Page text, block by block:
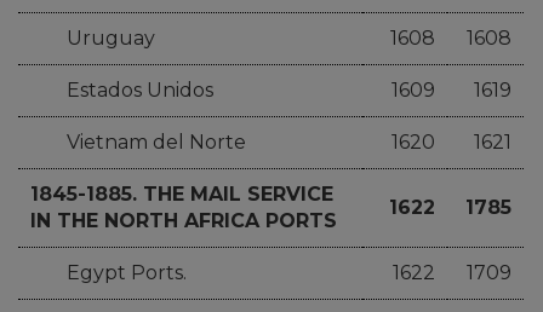
Uruguay 1608 1608
Estados Unidos 1609 1619
Vietnam del Norte 1620 1621
1845-1885. THE MAIL SERVICE
IN THE NORTH AFRICA PORTS
1622 1785
Egypt Ports. 1622 1709